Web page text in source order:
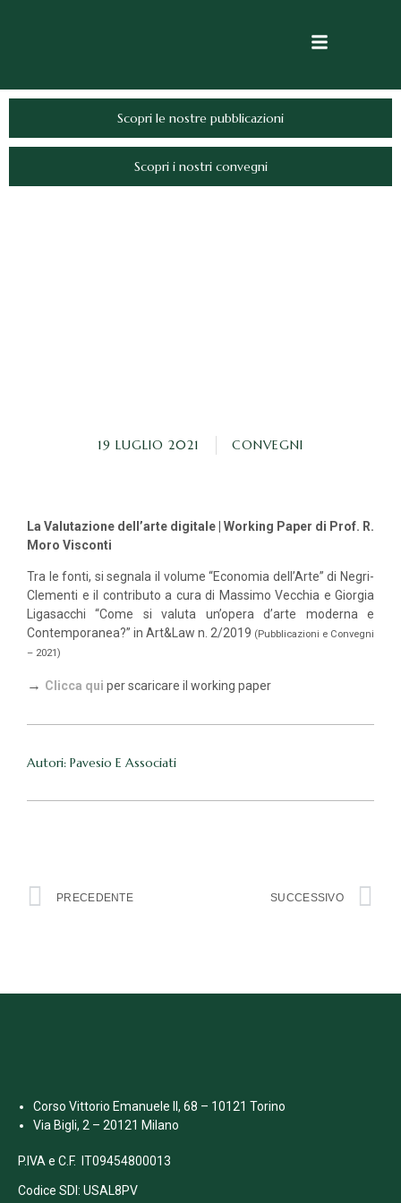
Scopri le nostre pubblicazioni
Scopri i nostri convegni
19 LUGLIO 2021 CONVEGNI
La Valutazione dell’arte digitale | Working Paper di Prof. R.
Moro Visconti
Tra le fonti, si segnala il volume “Economia dell’Arte” di Negri-
Clementi e il contributo a cura di Massimo Vecchia e Giorgia
Ligasacchi “Come si valuta un’opera d’arte moderna e
Contemporanea?” in Art&Law n. 2/2019 (Pubblicazioni e Convegni
– 2021)
→ Clicca qui per scaricare il working paper
Autori: Pavesio E Associati
PRECEDENTE SUCCESSIVO
Corso Vittorio Emanuele II, 68 – 10121 Torino
Via Bigli, 2 – 20121 Milano
P.IVA e C.F. IT09454800013
Codice SDI: USAL8PV